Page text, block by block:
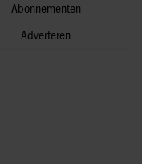
Abonnementen
Adverteren